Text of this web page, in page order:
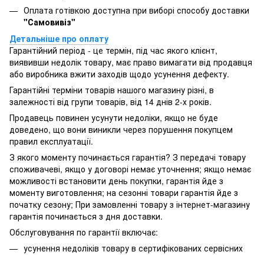
Оплата готівкою доступна при виборі способу доставки
"Самовивіз"
Детальніше про оплату
Гарантійний період - це термін, під час якого клієнт,
виявивши недолік товару, має право вимагати від продавця
або виробника вжити заходів щодо усунення дефекту.
Гарантійні терміни товарів нашого магазину різні, в
залежності від групи товарів, від 14 днів 2-х років.
Продавець повинен усунути недоліки, якщо не буде
доведено, що вони виникли через порушення покупцем
правил експлуатації.
З якого моменту починається гарантія? З передачі товару
споживачеві, якщо у договорі немає уточнення; якщо немає
можливості встановити день покупки, гарантія йде з
моменту виготовлення; на сезонні товари гарантія йде з
початку сезону; При замовленні товару з інтернет-магазину
гарантія починається з дня доставки.
Обслуговування по гарантії включає:
усунення недоліків товару в сертифікованих сервісних